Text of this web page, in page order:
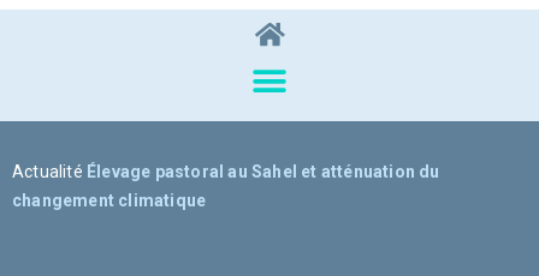
Actualité Élevage pastoral au Sahel et atténuation du
changement climatique